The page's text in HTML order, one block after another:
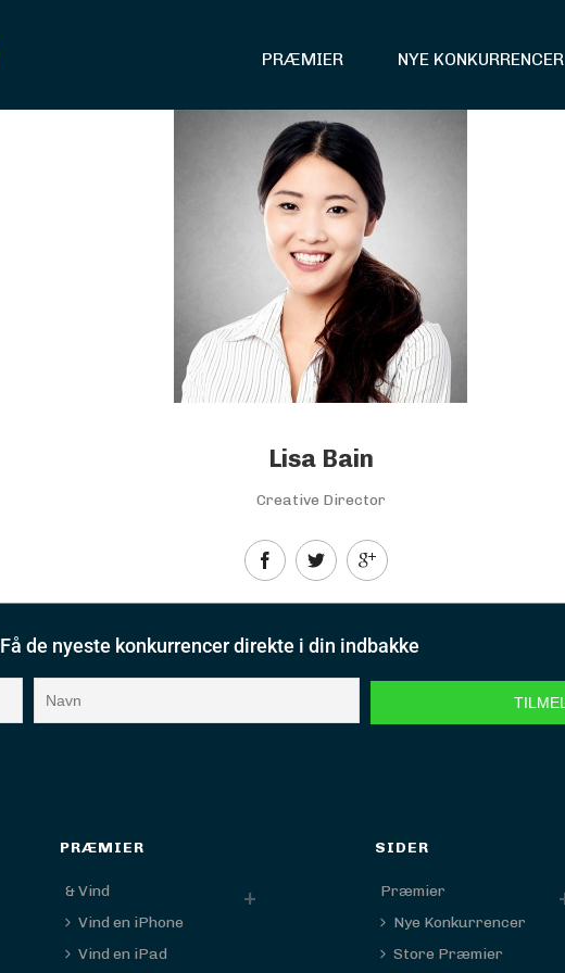
PRÆMIER NYE KONKURRENCER
Lisa Bain
Creative Director
Få de nyeste konkurrencer direkte i din indbakke
PRÆMIER
& Vind
Vind en iPhone
Vind en iPad
SIDER
Præmier
Nye Konkurrencer
Store Præmier